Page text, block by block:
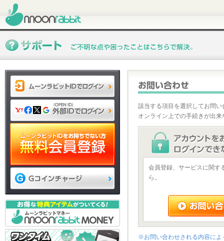
該当する項目を選択してお問
オンライン上での手続きが出
会員登録、サービスに関す
ら。
お問い合わせされる内容に